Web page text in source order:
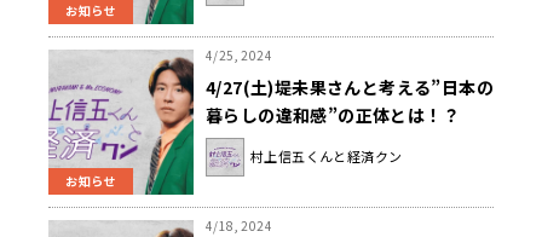
お知らせ
お知らせ
4/25, 2024
4/27(土)堤未果さんと考える”日本の
暮らしの違和感”の正体とは！？
『村上信五くんと経済クン』
村上信五くんと経済クン
4/18, 2024